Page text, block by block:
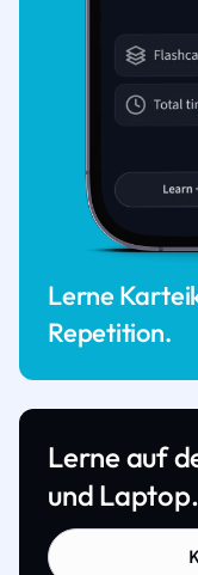
Lerne
Repetition.
Lerne auf
und Laptop.